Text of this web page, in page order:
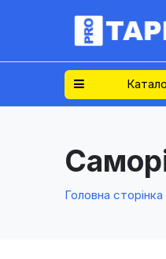
Головна сторінка